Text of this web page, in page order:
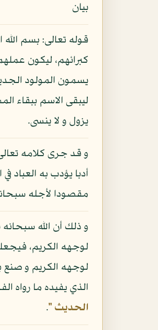
بيان
قوله تعالى: بسم
كبرائهم، ليكون
يسمون المولود
ليبقى الاسم ببقاء
يزول و لا ينسى.
و قد جرى كلامه
أدبا يؤدب به العباد
مقصودا لأجله سبحانه
و ذلك أن الله
لوجهه الكريم،
لوجهه الكريم و صنع
الذي يفيده ما رواه
الحديث ".